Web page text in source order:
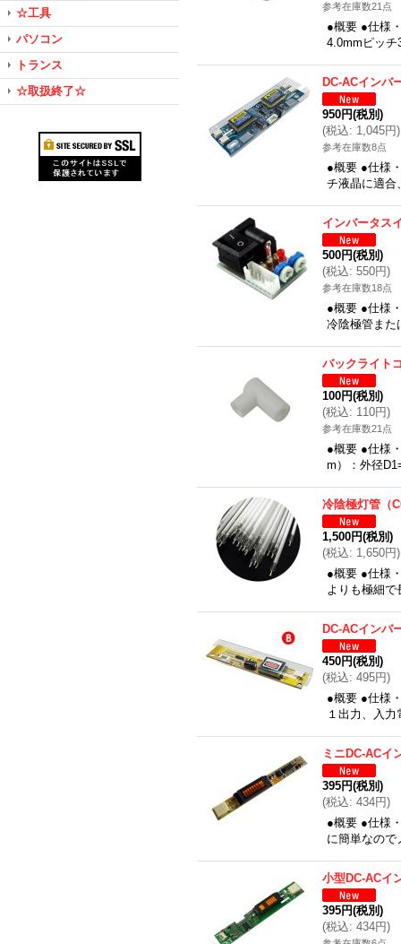
☆工具
パソコン
トランス
☆取扱終了☆
参考在庫数21点
●概要 ●仕様
4.0mmピッ
DC-ACインバ
950円(税別)
(税込: 1,045円)
参考在庫数8点
●概要 ●仕様
チ液晶に適合
インバータス
500円(税別)
(税込: 550円)
参考在庫数18点
●概要 ●仕様
冷陰極管また
バックライト
100円(税別)
(税込: 110円)
参考在庫数21点
●概要 ●仕様
m）：外径
冷陰極灯管（
1,500円(税別)
(税込: 1,650円)
●概要 ●仕様
よりも極細
DC-ACイン
450円(税別)
(税込: 495円)
●概要 ●仕様
１出力、入
ミニDC-AC
395円(税別)
(税込: 434円)
●概要 ●仕様
に簡単なの
小型DC-ACイ
395円(税別)
(税込: 434円)